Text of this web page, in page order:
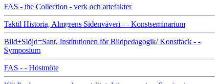
FAS - the Collection - verk och artefakter
Taktil Historia, Almgrens Sidenväveri - - Konstseminarium
Bild+Slöjd=Sant, Institutionen för Bildpedagogik/ Konstfack - -
Symposium
FAS - - Höstmöte